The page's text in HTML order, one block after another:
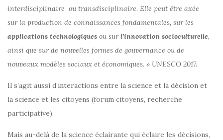
interdisciplinaire ou transdisciplinaire. Elle peut être axée
sur la production de connaissances fondamentales, sur les
applications technologiques ou surl’innovation socioculturelle,
ainsi que sur de nouvelles formes de gouvernance ou de
nouveaux modèles sociaux et économiques. » UNESCO 2017.
Il s’agit aussi d’interactions entre la science et la décision et
la science et les citoyens (forum citoyens, recherche
participative).
Mais au-delà de la science éclairante qui éclaire les décisions,